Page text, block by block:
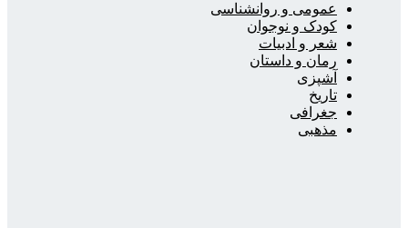
عمومی و روانشناسی
کودک و نوجوان
شعر و ادبیات
رمان و داستان
آشپزی
تاریخ
جغرافی
مذهبی